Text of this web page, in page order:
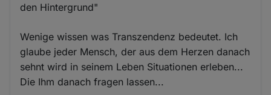
den Hintergrund"
Wenige wissen was Transzendenz bedeutet. Ich
glaube jeder Mensch, der aus dem Herzen danach
sehnt wird in seinem Leben Situationen erleben...
Die Ihm danach fragen lassen...